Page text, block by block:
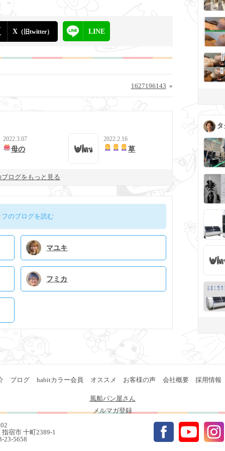
X （旧twitter） LINE
»
1627196143
2022.3.07
母の
2022.2.16
草
ログをもっと見る
のブログを読む
マユキ
フミカ
ブログ habitカラー会員 オススメ お客様の声 会社概要 採用情報
メルマガ登録
風船パン屋さん
宿市 十町2389-1
23-5658